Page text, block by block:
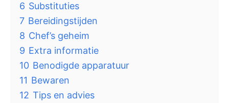
6 Substituties
7 Bereidingstijden
8 Chef’s geheim
9 Extra informatie
10 Benodigde apparatuur
11 Bewaren
12 Tips en advies